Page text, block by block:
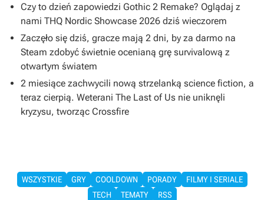
Czy to dzień zapowiedzi Gothic 2 Remake? Oglądaj z
nami THQ Nordic Showcase 2026 dziś wieczorem
Zaczęło się dziś, gracze mają 2 dni, by za darmo na
Steam zdobyć świetnie ocenianą grę survivalową z
otwartym światem
2 miesiące zachwycili nową strzelanką science fiction, a
teraz cierpią. Weterani The Last of Us nie uniknęli
kryzysu, tworząc Crossfire
WSZYSTKIE GRY COOLDOWN PORADY
FILMY I SERIALE
TECH
TEMATY RSS